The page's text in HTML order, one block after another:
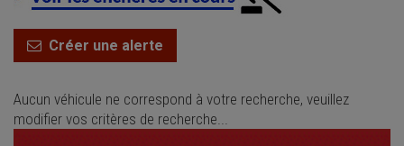
Créer une alerte
Aucun véhicule ne correspond à votre recherche, veuillez
modifier vos critères de recherche...